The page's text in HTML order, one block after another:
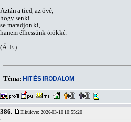
Aztán a tied, az övé,
hogy senki
se maradjon ki,
hanem élhessünk örökké.
(Á. E.)
Téma: HIT ÉS IRODALOM
386. Elküldve: 2026-03-10 10:55:20